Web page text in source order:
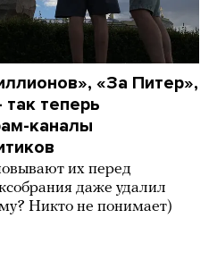
«За Питер»,
теперь
каналы
их перед
даже удалил
Никто не понимает)